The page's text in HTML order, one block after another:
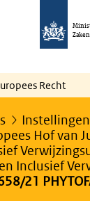
Zaken
Recht
Hof van
Inclusief
21